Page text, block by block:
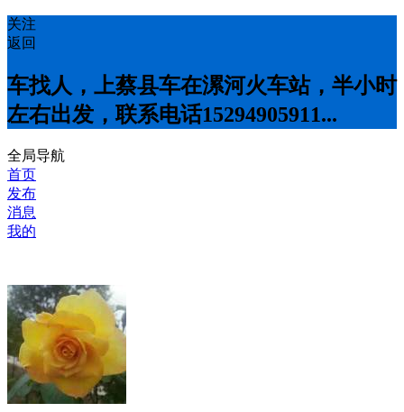
关注
返回
车找人，上蔡县车在漯河火车站，半小时
左右出发，联系电话15294905911...
全局导航
首页
发布
消息
我的